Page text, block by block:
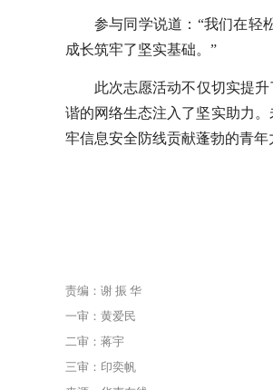
参与同学说道：“我们在轻
成长筑牢了坚实基础。”
此次志愿活动不仅切实提
谐的网络生态注入了坚实助力
牢信息安全防线贡献蓬勃的青年
责编：谢 振 华
一审：黄爱民
二审：蒋宇
三审：印奕帆